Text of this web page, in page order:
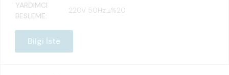
YARDIMCI
BESLEME:
220V 50Hz.±%20
Bilgi İste